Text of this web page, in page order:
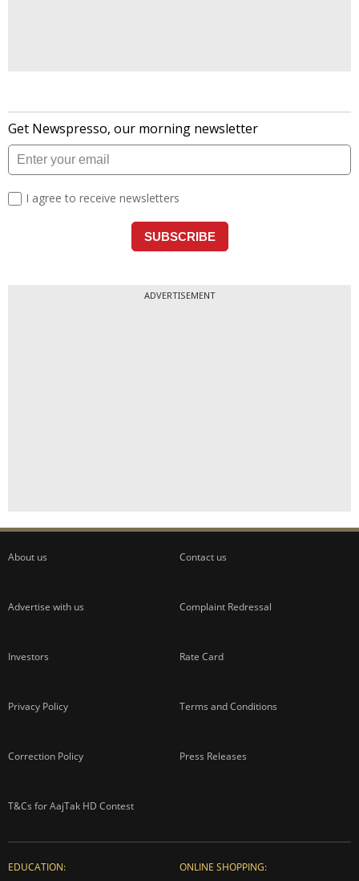
ADVERTISEMENT
About us Contact us
Advertise with us Complaint Redressal
Investors Rate Card
Privacy Policy Terms and Conditions
Correction Policy Press Releases
T&Cs for AajTak HD Contest
EDUCATION: ONLINE SHOPPING: